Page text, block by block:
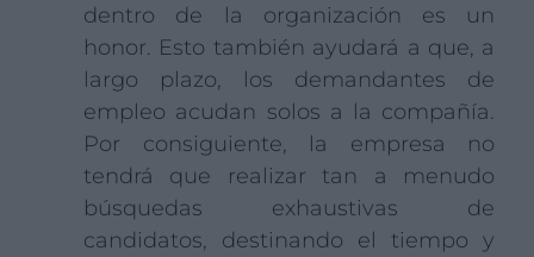
dentro de la organización es un
honor. Esto también ayudará a que, a
largo plazo, los demandantes de
empleo acudan solos a la compañía.
Por consiguiente, la empresa no
tendrá que realizar tan a menudo
búsquedas exhaustivas de
candidatos, destinando el tiempo y